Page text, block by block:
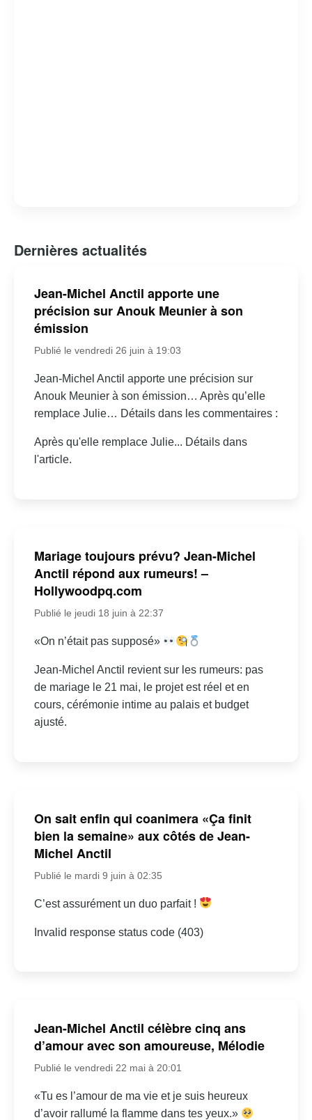
Dernières actualités
Jean-Michel Anctil apporte une
précision sur Anouk Meunier à son
émission
Publié le vendredi 26 juin à 19:03
Jean-Michel Anctil apporte une précision sur
Anouk Meunier à son émission… Après qu’elle
remplace Julie… Détails dans les commentaires :
Après qu'elle remplace Julie... Détails dans
l'article.
Mariage toujours prévu? Jean-Michel
Anctil répond aux rumeurs! –
Hollywoodpq.com
Publié le jeudi 18 juin à 22:37
«On n’était pas supposé»
Jean-Michel Anctil revient sur les rumeurs: pas
de mariage le 21 mai, le projet est réel et en
cours, cérémonie intime au palais et budget
ajusté.
On sait enfin qui coanimera «Ça finit
bien la semaine» aux côtés de Jean-
Michel Anctil
Publié le mardi 9 juin à 02:35
C’est assurément un duo parfait !
Invalid response status code (403)
Jean-Michel Anctil célèbre cinq ans
d’amour avec son amoureuse, Mélodie
Publié le vendredi 22 mai à 20:01
«Tu es l’amour de ma vie et je suis heureux
d’avoir rallumé la flamme dans tes yeux.»